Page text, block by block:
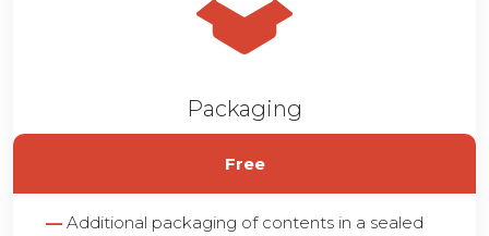
Packaging
Free
— Additional packaging of contents in a sealed